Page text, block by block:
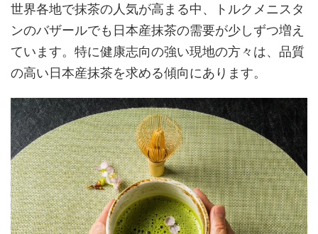
世界各地で抹茶の人気が高まる中、トルクメニスタ
ンのバザールでも日本産抹茶の需要が少しずつ増え
ています。特に健康志向の強い現地の方々は、品質
の高い日本産抹茶を求める傾向にあります。